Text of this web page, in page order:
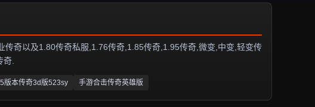
奇以及1.80传奇私服,1.76传奇,1.85传奇,1.95传奇,微变,中变,轻变传
.
版本传奇3d版523sy 手游合击传奇英雄版